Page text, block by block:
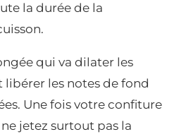
la durée de la
qui va dilater les
libérer les notes de fond
Une fois votre confiture
jetez surtout pas la